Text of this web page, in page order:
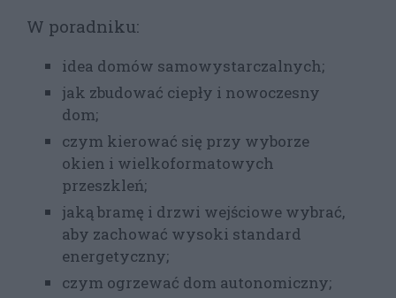
W poradniku:
idea domów samowystarczalnych;
jak zbudować ciepły i nowoczesny
dom;
czym kierować się przy wyborze
okien i wielkoformatowych
przeszkleń;
jaką bramę i drzwi wejściowe wybrać,
aby zachować wysoki standard
energetyczny;
czym ogrzewać dom autonomiczny;